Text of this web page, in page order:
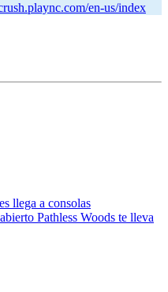
en-us/index
llega a consolas
Pathless Woods te lleva